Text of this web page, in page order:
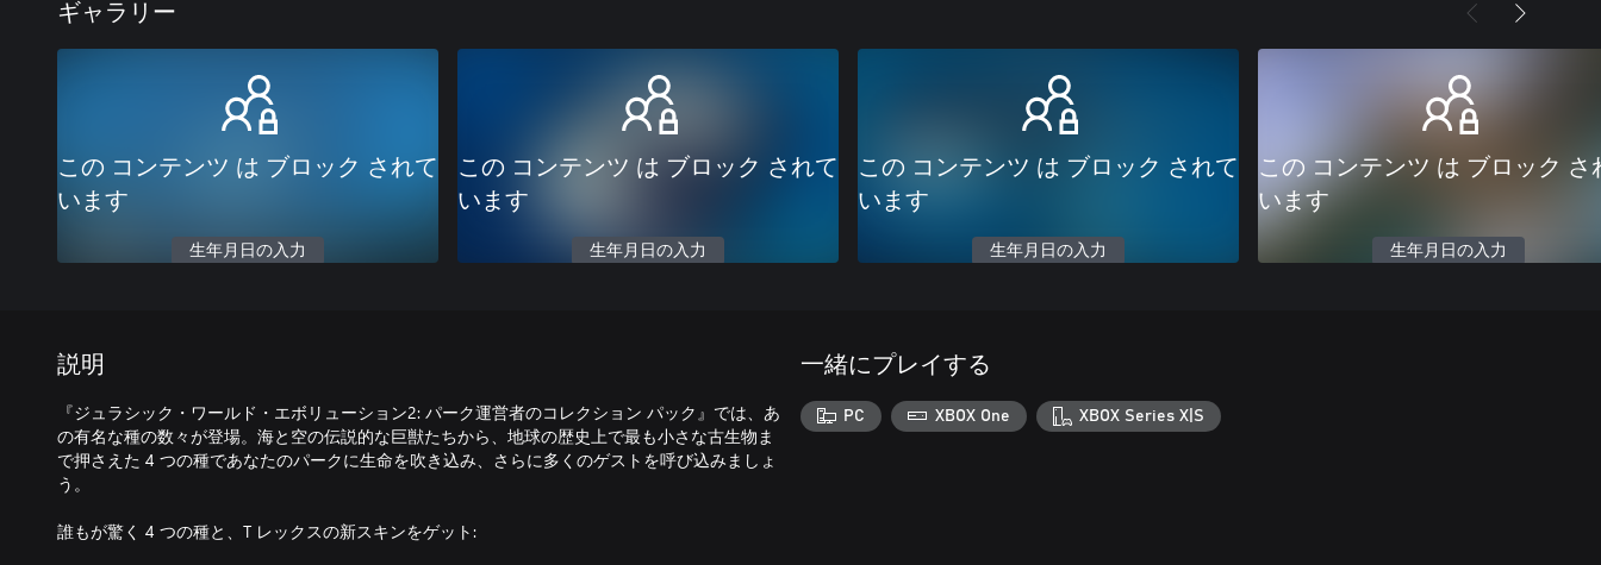
ギャラリー
この コンテンツ は ブロック されて
います
生年月日の入力
この コンテンツ は ブロック されて
います
生年月日の入力
この コンテンツ は ブロック されて
います
生年月日の入力
この コンテンツ は ブロック さ
います
生年月日の入力
説明
『ジュラシック・ワールド・エボリューション2: パーク運営者のコレクション パック』では、あ
の有名な種の数々が登場。海と空の伝説的な巨獣たちから、地球の歴史上で最も小さな古生物ま
で押さえた 4 つの種であなたのパークに生命を吹き込み、さらに多くのゲストを呼び込みましょ
う。
誰もが驚く 4 つの種と、T レックスの新スキンをゲット:
一緒にプレイする
PC XBOX One XBOX Series X|S